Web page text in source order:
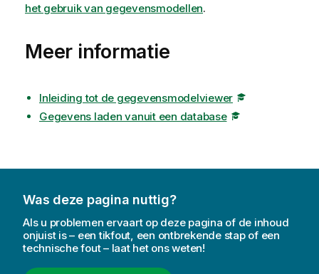
het gebruik van gegevensmodellen.
Meer informatie
Inleiding tot de gegevensmodelviewer
Gegevens laden vanuit een database
Was deze pagina nuttig?
Als u problemen ervaart op deze pagina of de inhoud
onjuist is – een tikfout, een ontbrekende stap of een
technische fout – laat het ons weten!